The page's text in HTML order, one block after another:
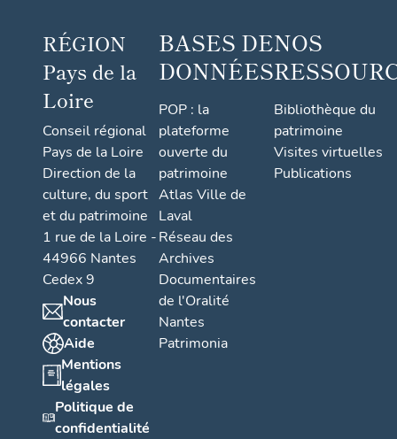
RÉGION
Pays de la
Loire
Conseil régional
Pays de la Loire
Direction de la
culture, du sport
et du patrimoine
1 rue de la Loire -
44966 Nantes
Cedex 9
Nous
contacter
Aide
Mentions
légales
Politique de
confidentialité
BASES DE
DONNÉES
POP : la
plateforme
ouverte du
patrimoine
Atlas Ville de
Laval
Réseau des
Archives
Documentaires
de l'Oralité
Nantes
Patrimonia
NOS
Bibliothèque du
patrimoine
Visites virtuelles
Publications